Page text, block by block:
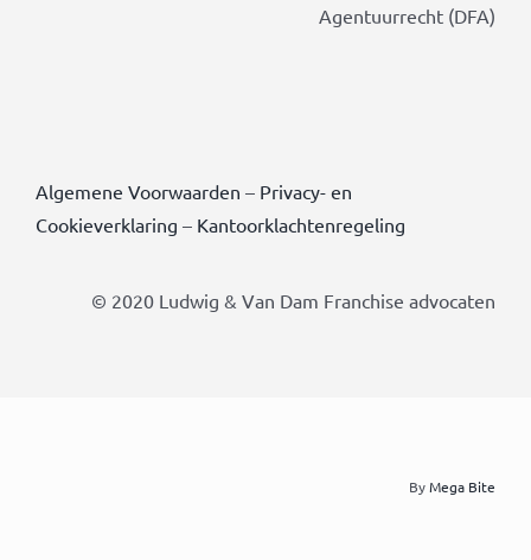
Agentuurrecht (DFA)
Algemene Voorwaarden – Privacy- en
Cookieverklaring – Kantoorklachtenregeling
© 2020 Ludwig & Van Dam Franchise advocaten
ByMega Bite